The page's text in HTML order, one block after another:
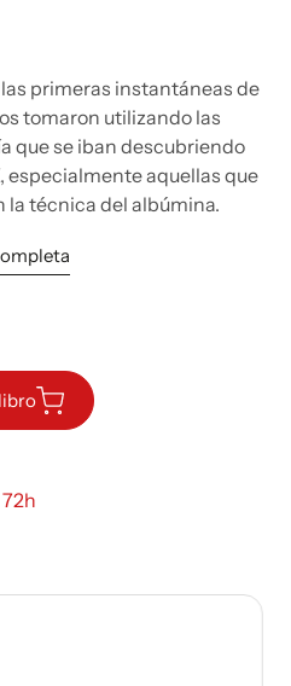
primeras instantáneas de
tomaron utilizando las
que se iban descubriendo
especialmente aquellas que
técnica del albúmina.